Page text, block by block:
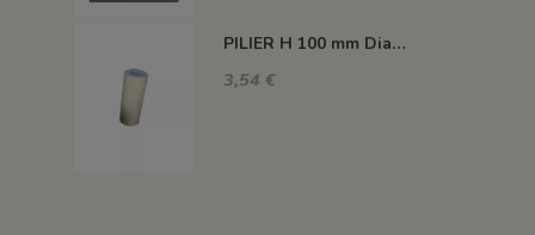
PILIER H 100 mm Diam.43 mm 1350°C
3,54 €